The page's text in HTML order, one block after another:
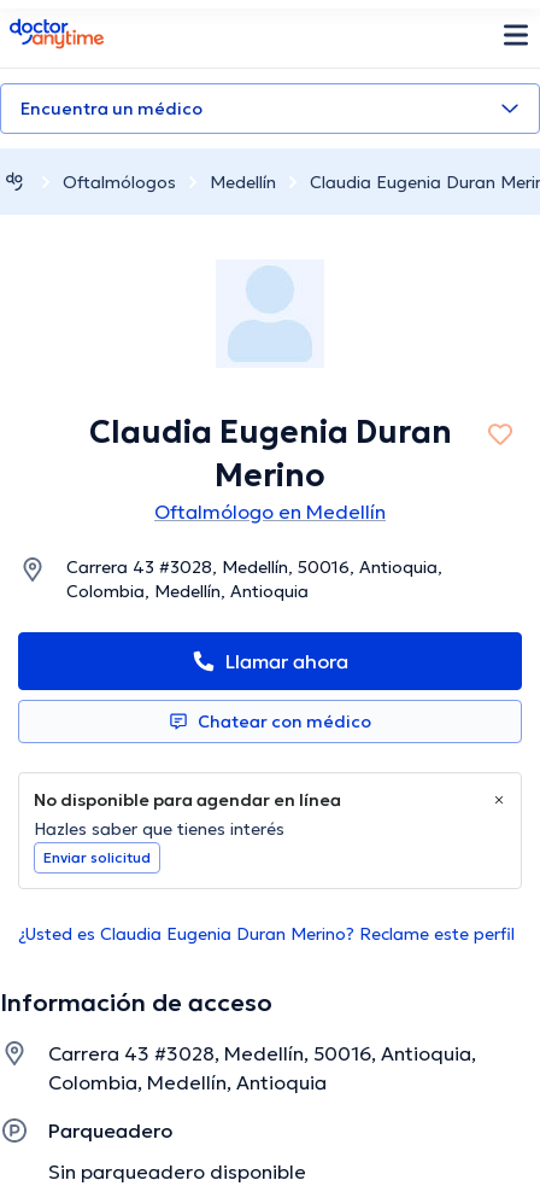
doctoranytime
Encuentra un médico
Oftalmólogos Medellín Claudia Eugenia Duran
Claudia Eugenia Duran
Merino
Oftalmólogo en Medellín
Carrera 43 #3028, Medellín, 50016, Antioquia,
Colombia, Medellín, Antioquia
Llamar ahora
Chatear con médico
No disponible para agendar en línea
Hazles saber que tienes interés
Enviar solicitud
¿Usted es Claudia Eugenia Duran Merino? Reclame este perfil
Información de acceso
Carrera 43 #3028, Medellín, 50016, Antioquia,
Colombia, Medellín, Antioquia
Parqueadero
Sin parqueadero disponible